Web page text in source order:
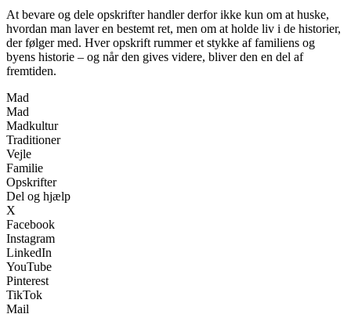
At bevare og dele opskrifter handler derfor ikke kun om at huske,
hvordan man laver en bestemt ret, men om at holde liv i de historier,
der følger med. Hver opskrift rummer et stykke af familiens og
byens historie – og når den gives videre, bliver den en del af
fremtiden.
Mad
Mad
Madkultur
Traditioner
Vejle
Familie
Opskrifter
Del og hjælp
X
Facebook
Instagram
LinkedIn
YouTube
Pinterest
TikTok
Mail